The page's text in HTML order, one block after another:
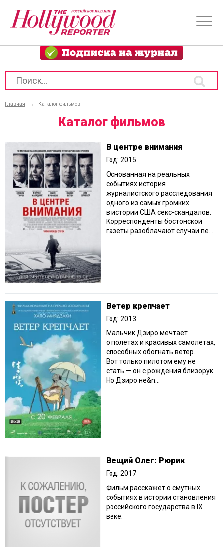
Главная → Каталог фильмов
Каталог фильмов
В центре внимания
Год: 2015
Основанная на реальных
событиях история
журналистского расследования
одного из самых громких
в истории США секс-скандалов.
Корреспонденты бостонской
газеты разоблачают случаи пе...
Ветер крепчает
Год: 2013
Мальчик Дзиро мечтает
о полетах и красивых самолетах,
способных обогнать ветер.
Вот только пилотом ему не
стать — он с рождения близорук.
Но Дзиро не&n...
Вещий Олег: Рюрик
Год: 2017
Фильм расскажет о смутных
событиях в истории становления
российского государства в IX
веке.